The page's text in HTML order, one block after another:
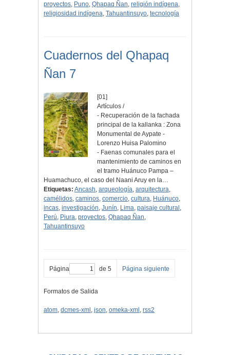
proyectos, Puno, Qhapaq Ñan, religión indígena,
religiosidad indígena, Tahuantinsuyo, tecnología
Cuadernos del Qhapaq
Ñan 7
[01]
Artículos /
- Recuperación de la fachada
principal de la kallanka : Zona
Monumental de Aypate -
Lorenzo Huisa Palomino
- Faenas comunales para el
mantenimiento de caminos en
el tramo Huánuco Pampa –
Huamachuco, el caso del Naani Aruy en la…
Etiquetas: Ancash, arqueología, arquitectura,
camélidos, caminos, comercio, cultura, Huánuco,
incas, investigación, Junín, Lima, paisaje cultural ,
Perú, Piura, proyectos, Qhapaq Ñan,
Tahuantinsuyo
Página de 5 Página siguiente
Formatos de Salida
atom, dcmes-xml , json, omeka-xml , rss2